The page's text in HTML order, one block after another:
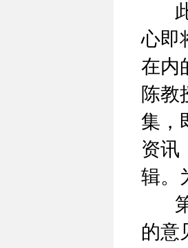
此
心即
在内
陈教
集，
资讯
辑。
第
的意